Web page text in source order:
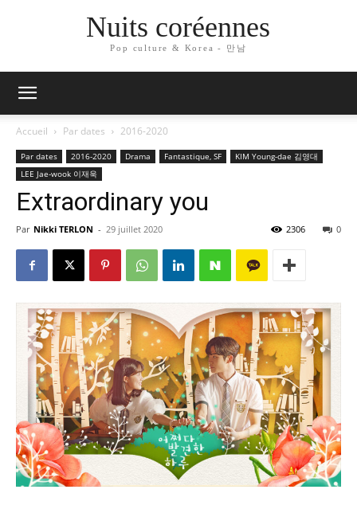
Nuits coréennes
Pop culture & Korea - 만남
Accueil Par dates 2016-2020
Par dates 2016-2020 Drama Fantastique, SF
KIM Young-dae 김영대
LEE Jae-wook 이재욱
Extraordinary you
Par Nikki TERLON - 29 juillet 2020 0
2306